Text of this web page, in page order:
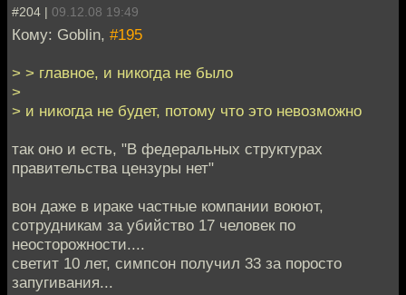
#204 | 09.12.08 19:49
Кому: Goblin, #195
> > главное, и никогда не было
>
> и никогда не будет, потому что это невозможно
так оно и есть, "В федеральных структурах
правительства цензуры нет"
вон даже в ираке частные компании воюют,
сотрудникам за убийство 17 человек по
неосторожности....
светит 10 лет, симпсон получил 33 за поросто
запугивания...